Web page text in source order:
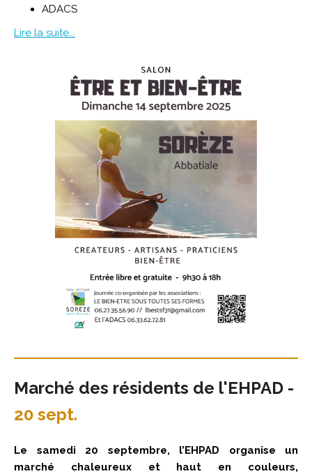
ADACS
Lire la suite...
Marché des résidents de l'EHPAD -
20 sept.
Le samedi 20 septembre, l’EHPAD organise un
marché chaleureux et haut en couleurs,